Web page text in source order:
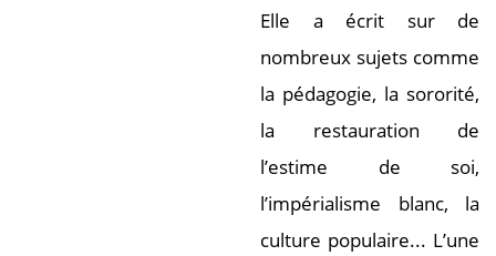
Elle a écrit sur de
nombreux sujets comme
la pédagogie, la sororité,
la restauration de
l’estime de soi,
l’impérialisme blanc, la
culture populaire... L’une